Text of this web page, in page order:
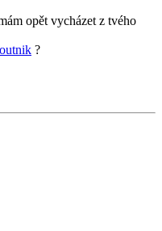
opět vycházet z tvého
?